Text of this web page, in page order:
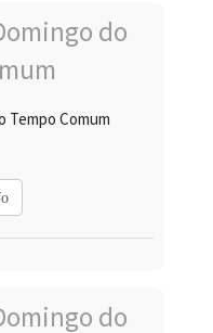
Tempo Comum